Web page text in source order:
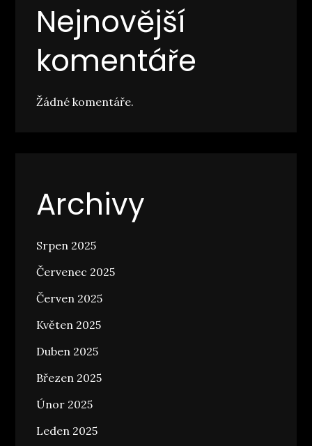
Nejnovější
komentáře
Žádné komentáře.
Archivy
Srpen 2025
Červenec 2025
Červen 2025
Květen 2025
Duben 2025
Březen 2025
Únor 2025
Leden 2025